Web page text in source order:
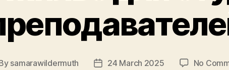
samarawildermuth
Post24 March 2025 No